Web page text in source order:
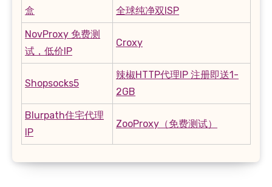
盒
全球纯净双ISP
NovProxy 免费测
试，低价IP
Croxy
Shopsocks5
辣椒HTTP代理IP 注册即送1-
2GB
Blurpath住宅代理
IP
ZooProxy（免费测试）